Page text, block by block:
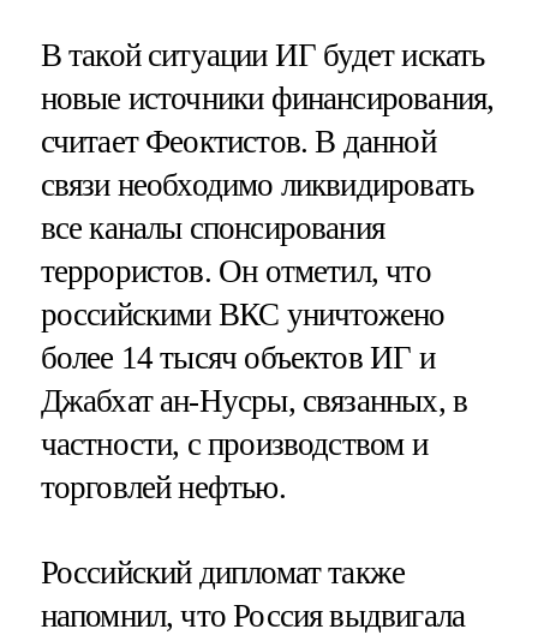
В такой ситуации ИГ будет искать
новые источники финансирования,
считает Феоктистов. В данной
связи необходимо ликвидировать
все каналы спонсирования
террористов. Он отметил, что
российскими ВКС уничтожено
более 14 тысяч объектов ИГ и
Джабхат ан-Нусры, связанных, в
частности, с производством и
торговлей нефтью.
Российский дипломат также
напомнил, что Россия выдвигала